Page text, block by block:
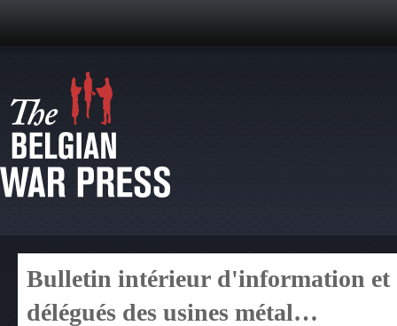
Bulletin intérieur d'information et
délégués des usines métal…